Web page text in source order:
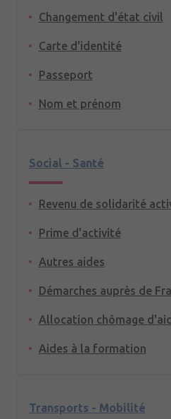
Changement d'état civil
Carte d'identité
Passeport
Nom et prénom
Social - Santé
Revenu de solidarité
Prime d'activité
Autres aides
Démarches auprès de
Allocation chômage
Aides à la formation
Transports - Mobilité